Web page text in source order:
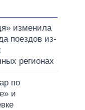
изменила
поездов из-
регионах
по
и